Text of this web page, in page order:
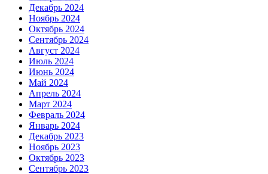
Декабрь 2024
Ноябрь 2024
Октябрь 2024
Сентябрь 2024
Август 2024
Июль 2024
Июнь 2024
Май 2024
Апрель 2024
Март 2024
Февраль 2024
Январь 2024
Декабрь 2023
Ноябрь 2023
Октябрь 2023
Сентябрь 2023